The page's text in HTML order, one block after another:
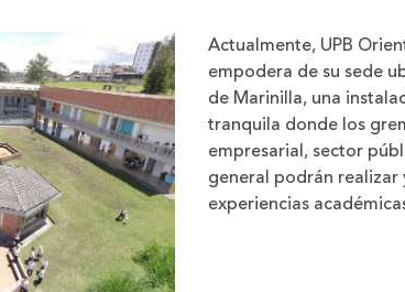
Actualmente, UPB
empodera de su sede
de Marinilla, una
tranquila donde los
empresarial, sector
general podrán realizar
experiencias